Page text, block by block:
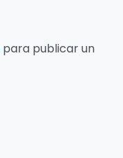
para publicar un